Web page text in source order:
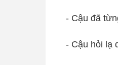
- Cậu đã
- Cậu hỏi lạ